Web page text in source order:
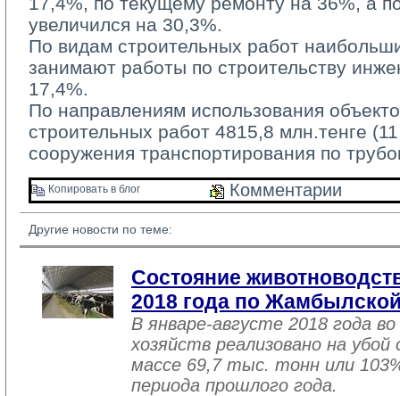
увеличился на 30,3%.
По видам строительных работ
занимают работы по строительству
17,4%.
По направлениям использования
строительных работ 4815,8 млн.тенге
сооружения транспортирования по
Копировать в блог Комментарии
Другие новости по теме:
Состояние
2018 года по
В январе-августе 2018 года
хозяйств реализовано на
массе 69,7 тыс. тонн или
периода прошлого года.